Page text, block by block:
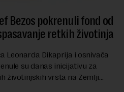
Bezos pokrenuli fond od
retkih životinja
Leonarda Dikaprija i osnivača
su danas inicijativu za
životinjskih vrsta na Zemlji